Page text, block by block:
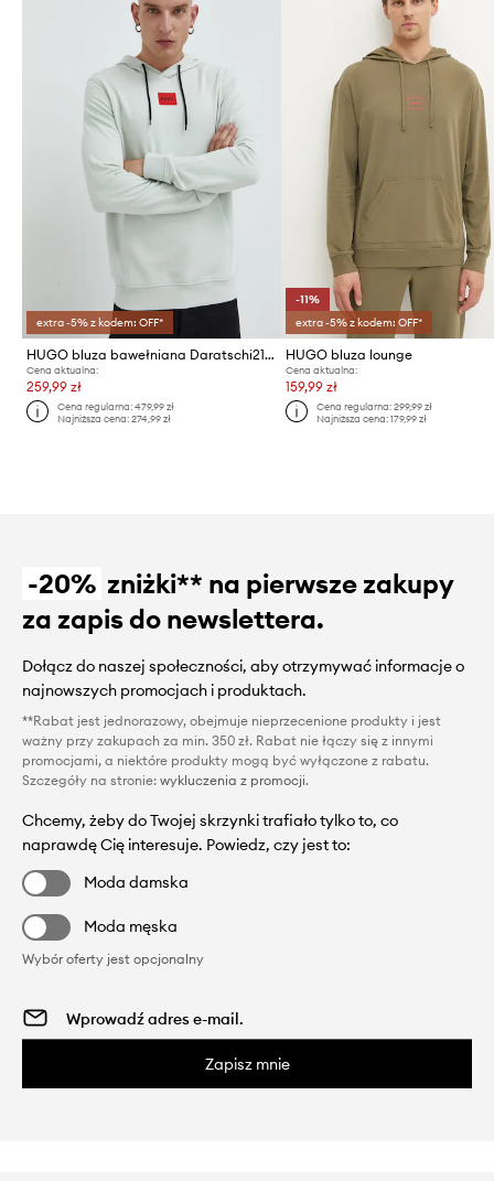
extra -5% z kodem: OFF*
HUGO bluza bawełniana Daratschi214
Cena aktualna:
259,99 zł
Cena regularna:479,99 zł
Najniższa cena:274,99 zł
-11%
extra -5% z kodem: OFF*
HUGO bluza lounge
Cena aktualna:
159,99 zł
Cena regularna: 299,99 zł
Najniższa cena: 179,99 zł
-20% zniżki** na pierwsze zakupy
za zapis do newslettera.
Dołącz do naszej społeczności, aby otrzymywać informacje o
najnowszych promocjach i produktach.
**Rabat jest jednorazowy, obejmuje nieprzecenione produkty i jest
ważny przy zakupach za min. 350 zł. Rabat nie łączy się z innymi
promocjami, a niektóre produkty mogą być wyłączone z rabatu.
Szczegóły na stronie: wykluczenia z promocji.
Chcemy, żeby do Twojej skrzynki trafiało tylko to, co
naprawdę Cię interesuje. Powiedz, czy jest to:
Moda damska
Moda męska
Wybór oferty jest opcjonalny
Zapisz mnie